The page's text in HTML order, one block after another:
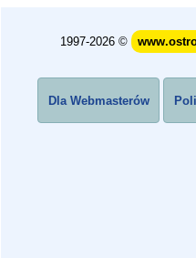
1997-2026 ©
Dla Webmasterów